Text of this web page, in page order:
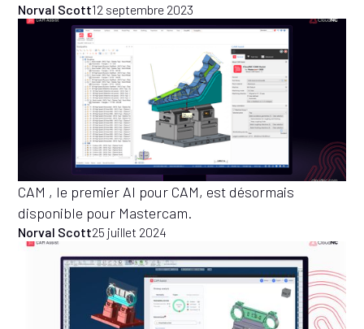
Norval Scott12 septembre 2023
CAM , le premier AI pour CAM, est désormais
disponible pour Mastercam.
Norval Scott25 juillet 2024